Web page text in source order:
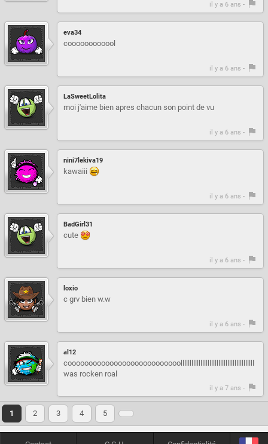
il y a 6 ans -
eva34
coooooooooool
il y a 6 ans -
LaSweetLolita
moi j'aime bien apres chacun son point de vu
il y a 6 ans -
nini7lekiva19
kawaiii
il y a 6 ans -
BadGirl31
cute
il y a 6 ans -
loxio
c grv bien w.w
il y a 6 ans -
al12
cooooooooooooooooooooooooooolllllllllllllllllllllllllllllllllllllllll
was rocken roal
il y a 7 ans -
1 2 3 4 5